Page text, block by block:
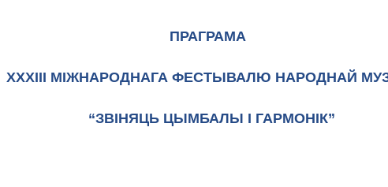
ПРАГРАМА
ХХХІІІ МІЖНАРОДНАГА ФЕСТЫВАЛЮ НАРОДНАЙ
“ЗВІНЯЦЬ ЦЫМБАЛЫ І ГАРМОНІК”